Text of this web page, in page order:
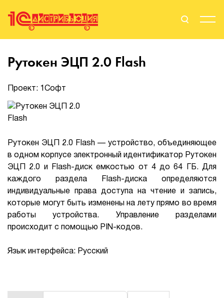
Вход
События
Сервисы для партнеров
Рутокен ЭЦП 2.0 Flash
Проект: 1Софт
Рутокен ЭЦП 2.0 Flash — устройство, объединяющее
в одном корпусе электронный идентификатор Рутокен
ЭЦП 2.0 и Flash-диск емкостью от 4 до 64 ГБ. Для
каждого раздела Flash-диска определяются
индивидуальные права доступа на чтение и запись,
которые могут быть изменены на лету прямо во время
работы устройства. Управление разделами
происходит с помощью PIN-кодов.
Язык интерфейса: Русский